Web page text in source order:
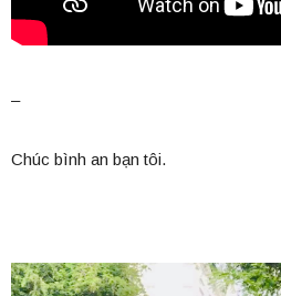
–
Chúc bình an bạn tôi.